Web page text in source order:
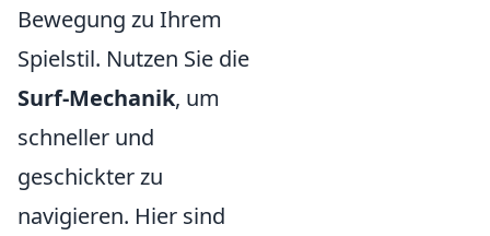
Bewegung zu Ihrem
Spielstil. Nutzen Sie die
Surf-Mechanik, um
schneller und
geschickter zu
navigieren. Hier sind